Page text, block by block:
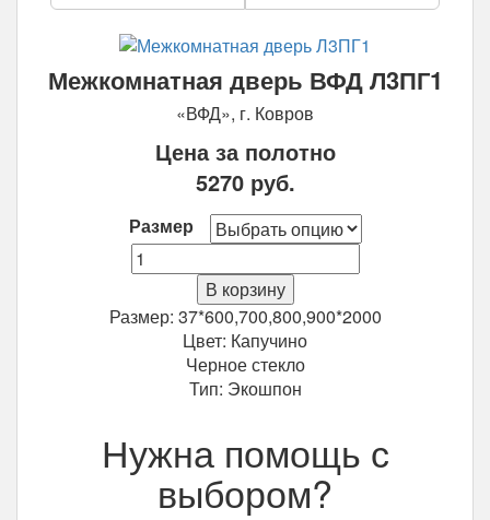
Межкомнатная дверь ВФД Л3ПГ1
«ВФД», г. Ковров
Цена за полотно
5270 руб.
Размер
Количество
Межкомнатная
ВФД
Л3ПГ1
В корзину
Размер: 37*600,700,800,900*2000
Цвет: Капучино
Черное стекло
Тип: Экошпон
Нужна помощь с
выбором?